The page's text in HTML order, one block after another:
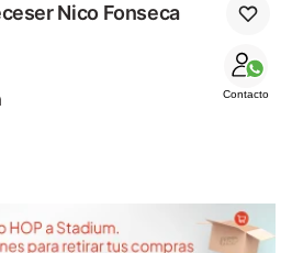
Nico Fonseca
Contacto